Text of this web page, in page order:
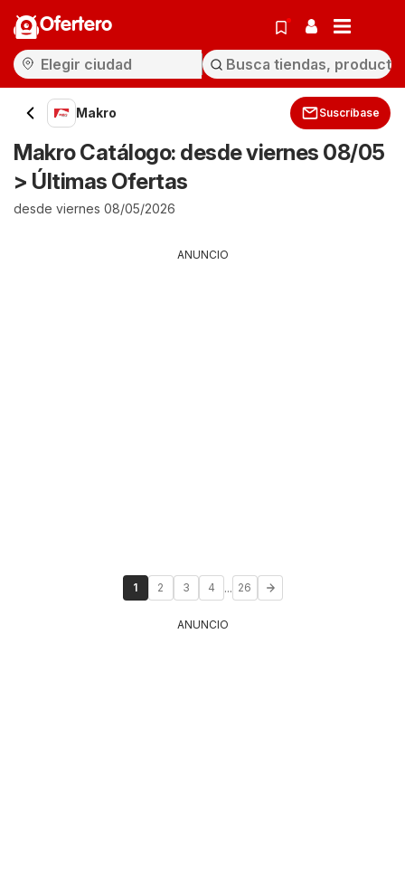
Ofertero
Makro Suscríbase
Makro Catálogo: desde viernes 08/05
> Últimas Ofertas
desde viernes 08/05/2026
ANUNCIO
1 2 3 4 ... 26
ANUNCIO